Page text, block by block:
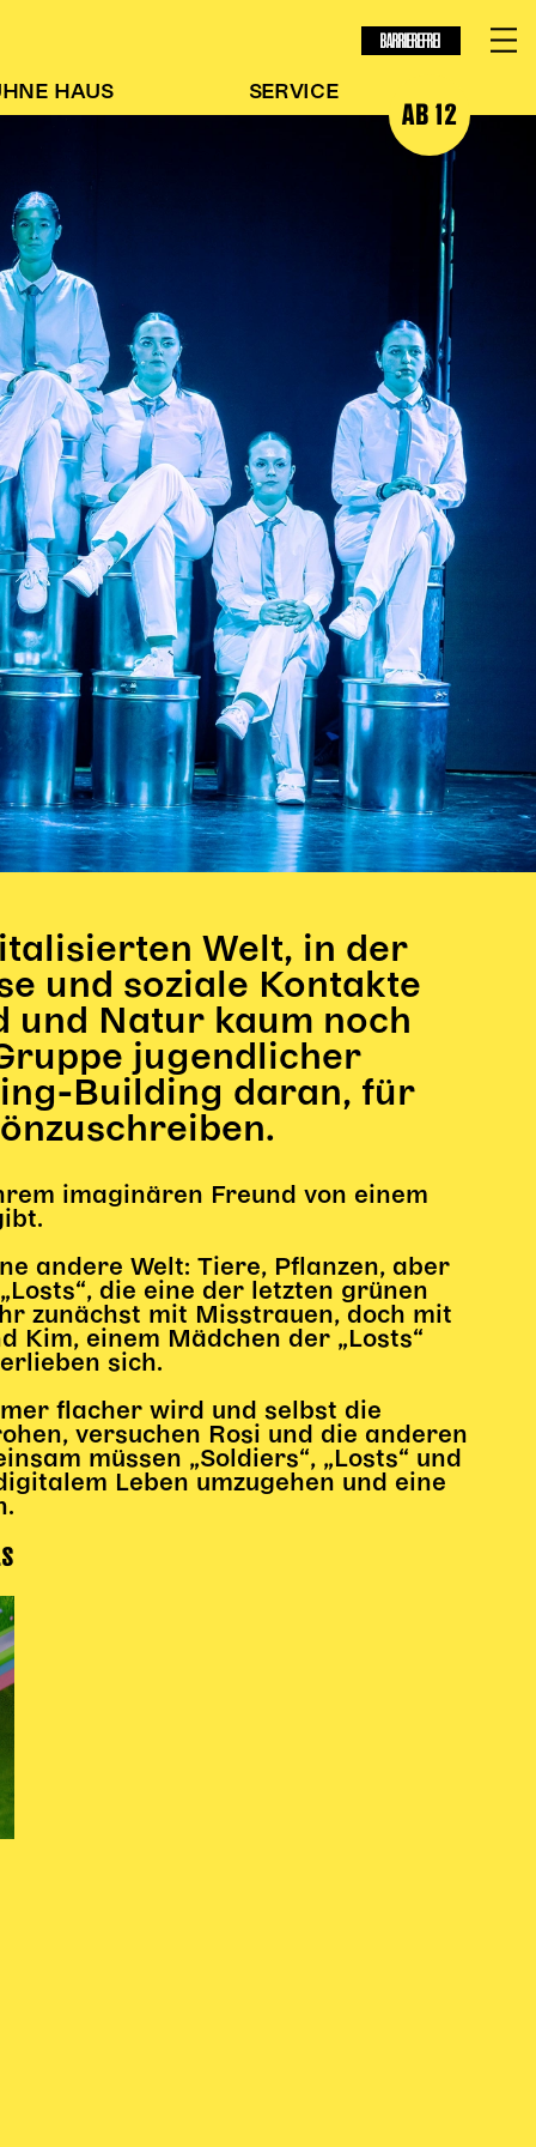
BARRIEREFREI
HAUS SERVICE
AB 12
Welt, in der
und soziale Kontakte
Natur kaum noch
jugendlicher
Building daran, für
imaginären Freund von einem
andere Welt: Tiere, Pflanzen, aber
die eine der letzten grünen
zunächst mit Misstrauen, doch mit
Kim, einem Mädchen der „Losts“
sich.
flacher wird und selbst die
versuchen Rosi und die anderen
müssen „Soldiers“, „Losts“ und
Leben umzugehen und eine